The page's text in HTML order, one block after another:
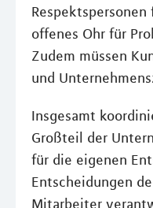
offenes Ohr für
Zudem müssen
und
Insgesamt
Großteil der
für die eigenen
Entscheidungen
Mitarbeiter